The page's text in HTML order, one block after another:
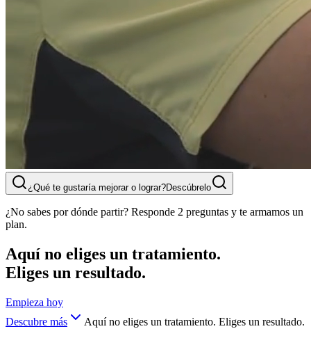
¿Qué te gustaría mejorar o lograr?Descúbrelo
¿No sabes por dónde partir? Responde 2 preguntas y te armamos un
plan.
Aquí no eliges un tratamiento.
Eliges un resultado.
Empieza hoy
Descubre más
Aquí no eliges un tratamiento. Eliges un resultado.